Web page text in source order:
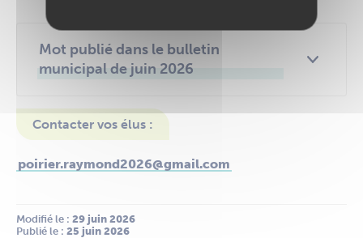
Mot publié dans le bulletin
municipal de juin 2026
Contacter vos élus :
poirier.raymond2026@gmail.com
Modifié le : 29 juin 2026
Publié le : 25 juin 2026